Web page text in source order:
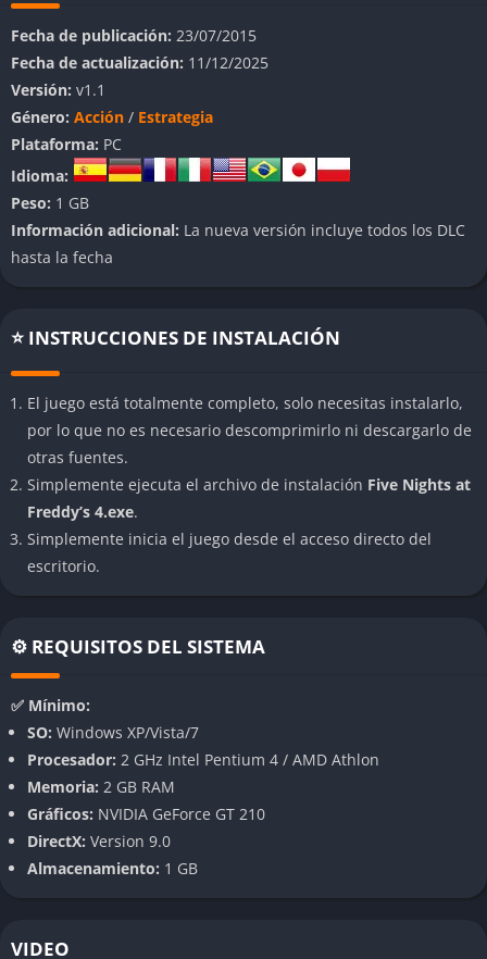
La historia se desarrolla como un viaje hacia el terror
psicológico, mezclando recuerdos distorsionados y traumas de
infancia con criaturas animatrónicas deformadas que parecen
haber escapado de los sueños más oscuros del protagonista.
Con una ambientación minimalista pero inquietante, el juego
lleva el concepto de escuchar para sobrevivir a un nivel
extremo, obligando al jugador a depender de cada crujido,
respiración o susurro para saber si el peligro se acerca.
👉 Características de Five Nights at
A diferencia de los títulos anteriores, el terror ya no está
mediado por cámaras de vigilancia o pantallas. Aquí todo
ocurre en tiempo real, dentro de una habitación infantil que se
convierte en un campo de batalla contra los propios temores
del protagonista. Esta decisión narrativa y mecánica genera
una sensación de vulnerabilidad constante que transforma la
experiencia en algo mucho más visceral y angustiante.
usando solo una linterna como única defensa. No hay lugar
precisión, ya que cualquier error puede resultar fatal.
Diseño de sonido hiperrealista
El aspecto auditivo es el corazón del juego. Cada ruido tiene un
propósito, y aprender a interpretarlo es la clave de la
supervivencia. El sistema de sonido 3D crea una atmósfera
claustrofóbica en la que cada respiración o crujido puede
indicar la presencia de una criatura acechando justo fuera de
Fecha de publicación: 23/07/2015
Fecha de actualización: 11/12/2025
Versión: v1.1
Género: Acción / Estrategia
Plataforma: PC
Idioma:
Peso: 1 GB
Información adicional: La nueva versión incluye todos los DLC
hasta la fecha
⭐ INSTRUCCIONES DE INSTALACIÓN
El juego está totalmente completo, solo necesitas instalarlo,
por lo que no es necesario descomprimirlo ni descargarlo de
otras fuentes.
Simplemente ejecuta el archivo de instalación Five Nights at
Freddy’s 4.exe.
Simplemente inicia el juego desde el acceso directo del
escritorio.
⚙️ REQUISITOS DEL SISTEMA
✅ Mínimo:
SO: Windows XP/Vista/7
Procesador: 2 GHz Intel Pentium 4 / AMD Athlon
Memoria: 2 GB RAM
Gráficos: NVIDIA GeForce GT 210
DirectX: Version 9.0
Almacenamiento: 1 GB
VIDEO